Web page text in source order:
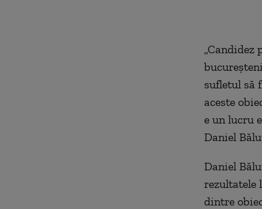
sufletul să
aceste
e un lucru
Daniel
Daniel
rezultatele
dintre